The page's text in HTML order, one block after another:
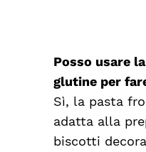
Posso usare
glutine per
Sì, la pasta
adatta alla
biscotti